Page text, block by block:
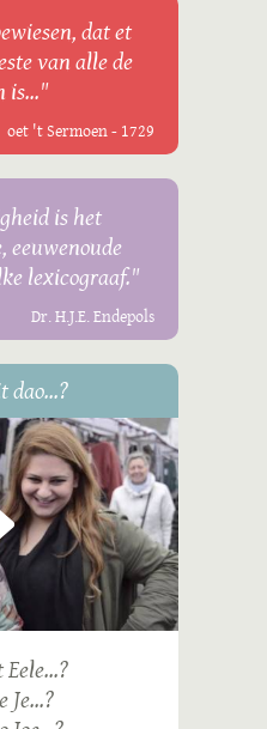
dat et
van alle de
is..."
oet 't Sermoen - 1729
is het
eeuwenoude
lexicograaf."
Dr. H.J.E. Endepols
dao...?
Je...?